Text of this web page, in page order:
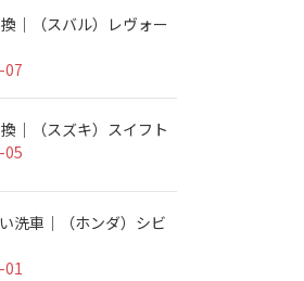
｜（スバル）レヴォー
07
｜（スズキ）スイフト
05
洗車｜（ホンダ）シビ
01